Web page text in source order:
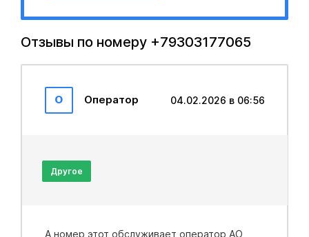
Отзывы по номеру +79303177065
О Оператор 04.02.2026 в 06:56
Другое
А номер этот обслуживает оператор АО